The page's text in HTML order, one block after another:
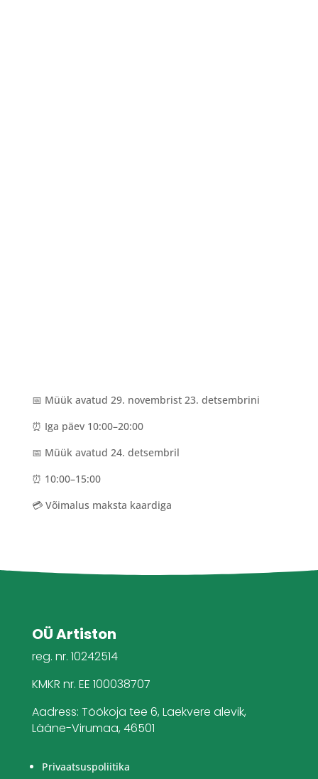
📅 Müük avatud 29. novembrist 23. detsembrini
⏰ Iga päev 10:00–20:00
📅 Müük avatud 24. detsembril
⏰ 10:00–15:00
💳 Võimalus maksta kaardiga
OÜ Artiston
reg. nr. 10242514
KMKR nr. EE 100038707
Aadress: Töökoja tee 6, Laekvere alevik,
Lääne-Virumaa, 46501
Privaatsuspoliitika